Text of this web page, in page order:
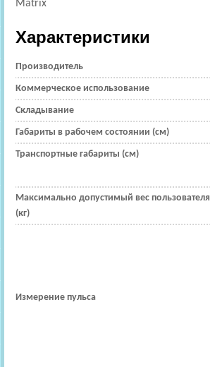
Matrix
Характеристики
Производитель
Коммерческое использование
Складывание
Габариты в рабочем состоянии (см)
Транспортные габариты (см)
Максимально допустимый вес пользователя
(кг)
Измерение пульса